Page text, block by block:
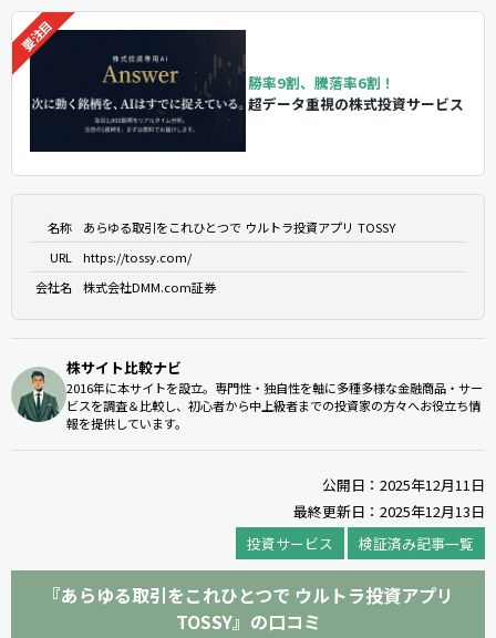
勝率9割、騰落率6割！
超データ重視の株式投資サービス
名称
あらゆる取引をこれひとつで ウルトラ投資アプリ TOSSY
URL
https://tossy.com/
会社名
株式会社DMM.com証券
株サイト比較ナビ
2016年に本サイトを設立。専門性・独自性を軸に多種多様な金融商品・サー
ビスを調査＆比較し、初心者から中上級者までの投資家の方々へお役立ち情
報を提供しています。
公開日：2025年12月11日
最終更新日：2025年12月13日
投資サービス
検証済み記事一覧
『あらゆる取引をこれひとつで ウルトラ投資アプリ
TOSSY』の口コミ